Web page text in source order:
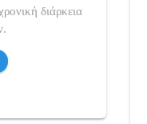
διάρκεια